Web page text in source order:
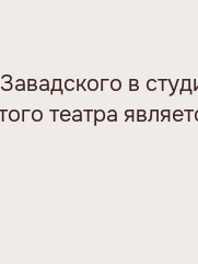
в
театра